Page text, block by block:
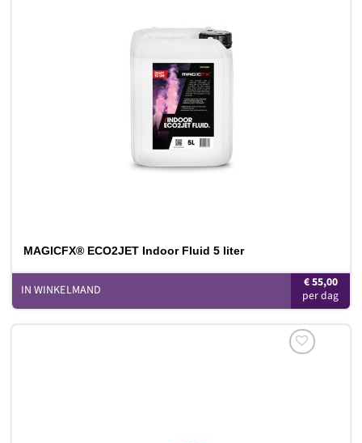
MAGICFX® ECO2JET Indoor Fluid 5 liter
€55,00
IN WINKELMAND